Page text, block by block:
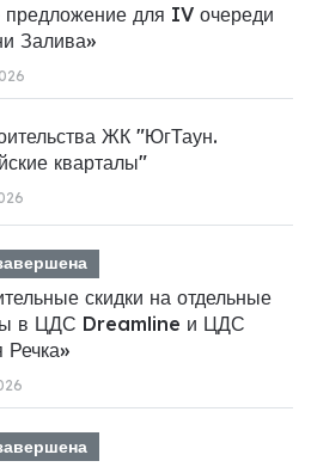
предложение для IV очереди
Залива»
ЖК "ЮгТаун.
кварталы"
скидки на отдельные
в ЦДС Dreamline и ЦДС
Речка»